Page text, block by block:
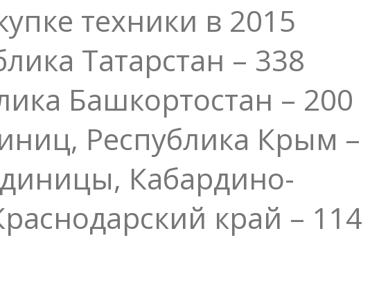
техники в 2015
Татарстан – 338
Башкортостан – 200
Республика Крым –
Кабардино-
край – 114